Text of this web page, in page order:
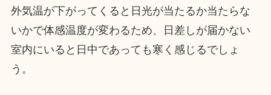
外気温が下がってくると日光が当たるか当たらな
いかで体感温度が変わるため、日差しが届かない
室内にいると日中であっても寒く感じるでしょ
う。